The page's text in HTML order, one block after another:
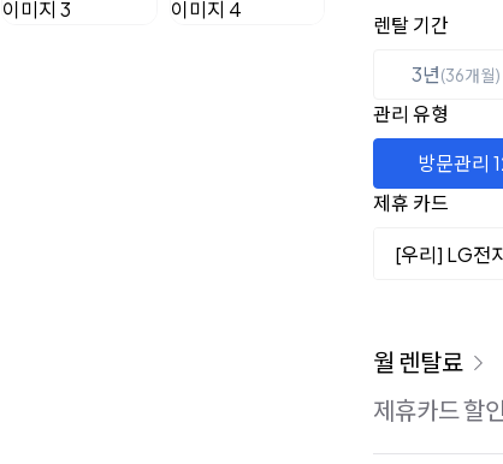
옵션 선택
렌탈 선택
렌탈 기간
3년(36개월)
관리 유형
방문관리
제휴 카드
[우리] LG전
이용 요금
월 렌탈료
제휴카드 할인